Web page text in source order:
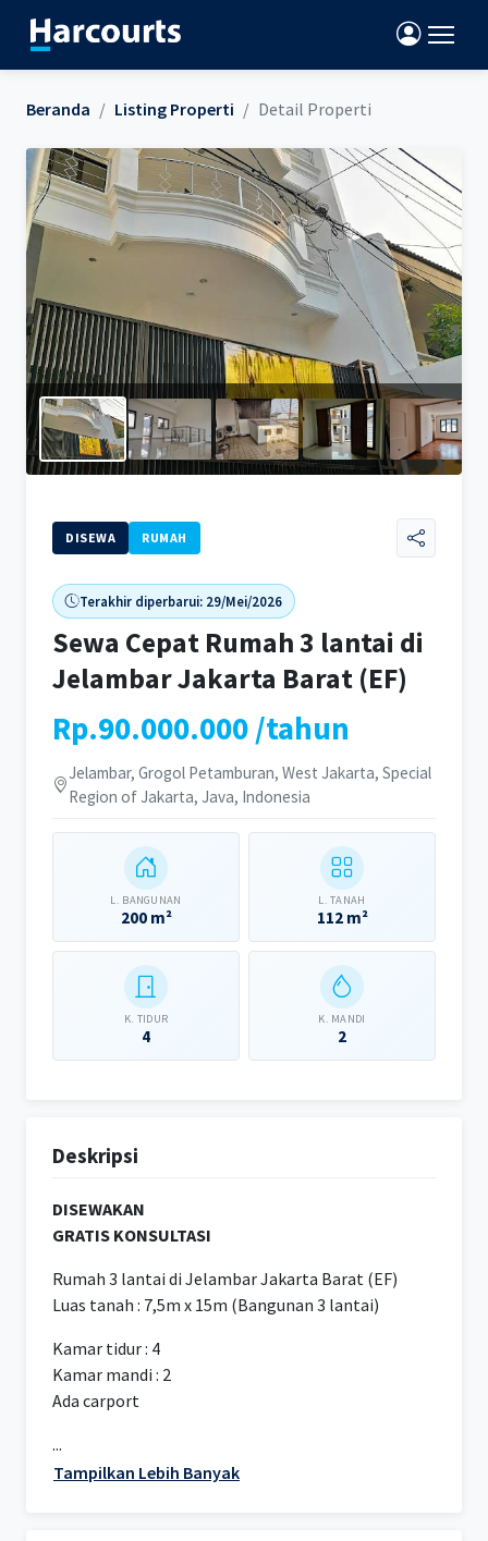
Beranda Listing Properti Detail Properti
DISEWA RUMAH
Terakhir diperbarui: 29/Mei/2026
Sewa Cepat Rumah 3 lantai di
Jelambar Jakarta Barat (EF)
Rp.90.000.000 /tahun
Jelambar, Grogol Petamburan, West Jakarta, Special
Region of Jakarta, Java, Indonesia
L. BANGUNAN
200 m²
L. TANAH
112 m²
K. TIDUR
4
K. MANDI
2
Deskripsi
DISEWAKAN
GRATIS KONSULTASI
Rumah 3 lantai di Jelambar Jakarta Barat (EF)
Luas tanah : 7,5m x 15m (Bangunan 3 lantai)
Kamar tidur : 4
Kamar mandi : 2
Ada carport
...
Tampilkan Lebih Banyak